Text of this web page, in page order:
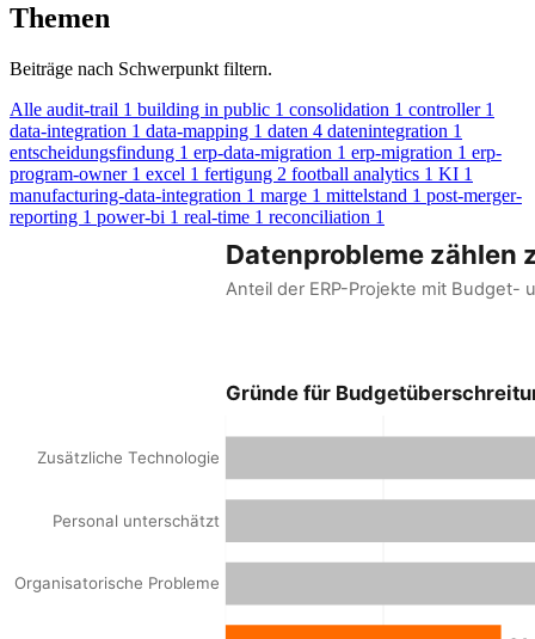
Themen
Beiträge nach Schwerpunkt filtern.
Alle audit-trail 1 building in public 1 consolidation 1 controller 1
data-integration 1 data-mapping 1 daten 4 datenintegration 1
entscheidungsfindung 1 erp-data-migration 1 erp-migration 1 erp-
program-owner 1 excel 1 fertigung 2 football analytics 1 KI 1
manufacturing-data-integration 1 marge 1 mittelstand 1 post-merger-
reporting 1 power-bi 1 real-time 1 reconciliation 1